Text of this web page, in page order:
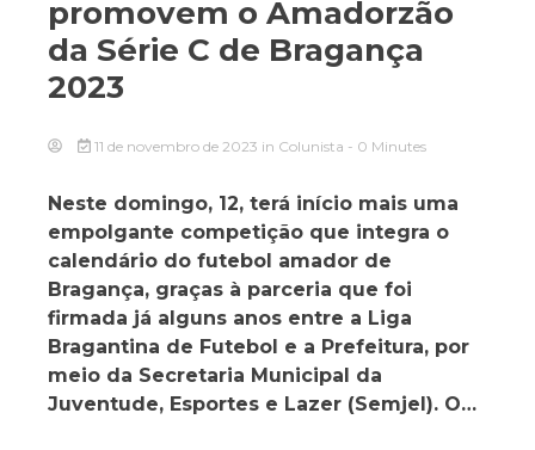
promovem o Amadorzão
da Série C de Bragança
2023
11 de novembro de 2023 in Colunista - 0 Minutes
Neste domingo, 12, terá início mais uma
empolgante competição que integra o
calendário do futebol amador de
Bragança, graças à parceria que foi
firmada já alguns anos entre a Liga
Bragantina de Futebol e a Prefeitura, por
meio da Secretaria Municipal da
Juventude, Esportes e Lazer (Semjel). O…